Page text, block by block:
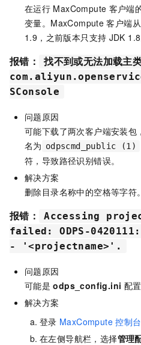
在运行 MaxCompute 客户端
变量。MaxCompute 客户端从
1.9，之前版本只支持 JDK 1.8
报错：
找不到或无法加载主
SConsole
问题原因
可能下载了两次客户端安装包
名为 odpscmd_public (1)
符，导致路径识别错误。
解决方案
删除目录名称中的空格等字符。
报错：
Accessing
failed: ODPS-
- '<projectname>'.
问题原因
可能是 odps_config.ini 配
解决方案
登录 MaxCompute 控制台
在左侧导航栏，选择管理